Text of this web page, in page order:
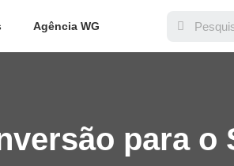
Agência WG
para o